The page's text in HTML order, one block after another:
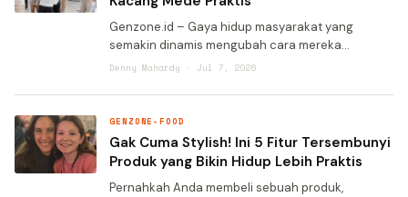
Genzone.id – Gaya hidup masyarakat yang
semakin dinamis mengubah cara mereka
menikmati makanan dan minuman. Mobilitas tinggi
dibawa, namun tetap bernutrisi
Denny Mahardy · Jul 7, 2026
GENZONE-FOOD
Gak Cuma Stylish! Ini 5 Fitur Tersembunyi
Produk yang Bikin Hidup Lebih Praktis
Pernahkah Anda membeli sebuah produk,